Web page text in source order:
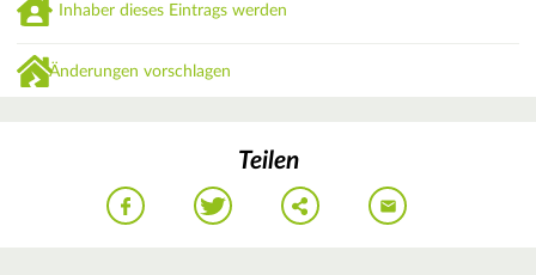
Inhaber dieses Eintrags werden
Änderungen vorschlagen
Teilen